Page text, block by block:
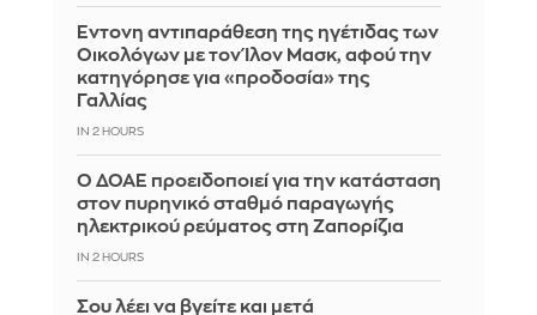
Έντονη αντιπαράθεση της ηγέτιδας των
Οικολόγων με τον Ίλον Μασκ, αφού την
κατηγόρησε για «προδοσία» της
Γαλλίας
IN 2 HOURS
Ο ΔΟΑΕ προειδοποιεί για την κατάσταση
στον πυρηνικό σταθμό παραγωγής
ηλεκτρικού ρεύματος στη Ζαπορίζια
IN 2 HOURS
Σου λέει να βγείτε και μετά